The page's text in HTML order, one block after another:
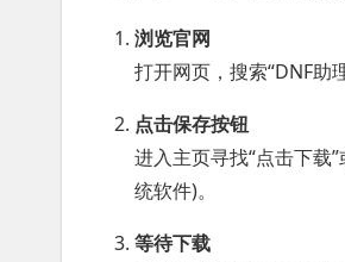
浏览官网
打开网页，搜索“DNF助
点击保存按钮
进入主页寻找“点击下载
统软件)。
等待下载